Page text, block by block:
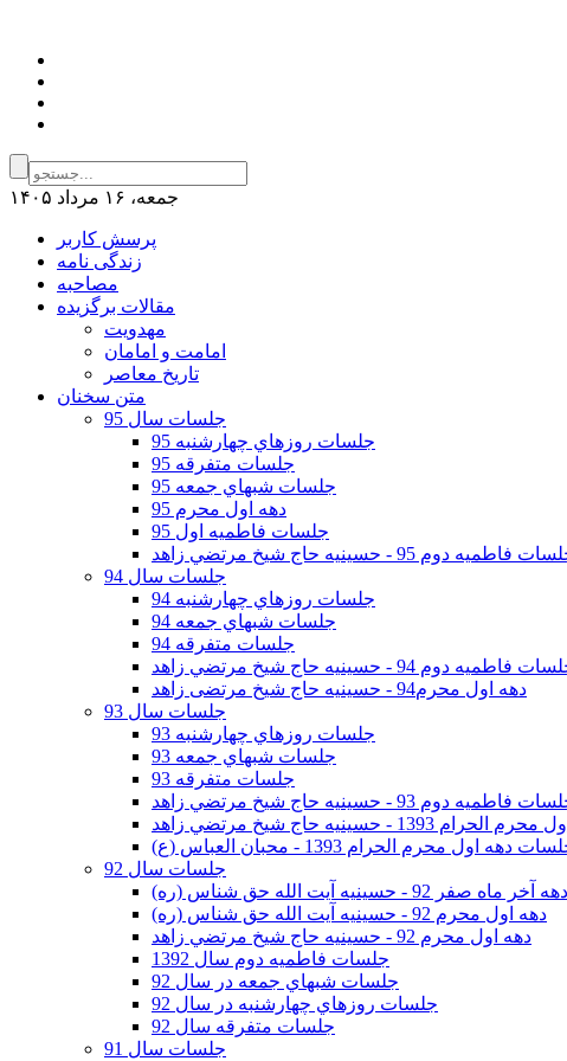
جمعه، ۱۶ مرداد ۱۴۰۵
پرسش کاربر
زندگی نامه
مصاحبه
مقالات برگزیده
مهدویت
امامت و امامان
تاریخ معاصر
متن سخنان
جلسات سال 95
جلسات روزهاي چهارشنبه 95
جلسات متفرقه 95
جلسات شبهاي جمعه 95
دهه اول محرم 95
جلسات فاطمیه اول 95
فاطمیه دوم 95 - حسينيه حاج شيخ مرتضي زاهد
جلسات سال 94
جلسات روزهاي چهارشنبه 94
جلسات شبهاي جمعه 94
جلسات متفرقه 94
فاطميه دوم 94 - حسينيه حاج شيخ مرتضي زاهد
دهه اول محرم94 - حسینیه حاج شیخ مرتضی زاهد
جلسات سال 93
جلسات روزهاي چهارشنبه 93
جلسات شبهاي جمعه 93
جلسات متفرقه 93
فاطميه دوم 93 - حسينيه حاج شيخ مرتضي زاهد
- حسينيه حاج شيخ مرتضي زاهد
دهه اول محرم الحرام 1393 - محبان العباس (ع)
جلسات سال 92
دهه آخر ماه صفر 92 - حسينيه آيت الله حق شناس (ره)
دهه اول محرم 92 - حسينيه آيت الله حق شناس (ره)
دهه اول محرم 92 - حسينيه حاج شيخ مرتضي زاهد
جلسات فاطميه دوم سال 1392
جلسات شبهاي جمعه در سال 92
جلسات روزهاي چهارشنبه در سال 92
جلسات متفرقه سال 92
جلسات سال 91